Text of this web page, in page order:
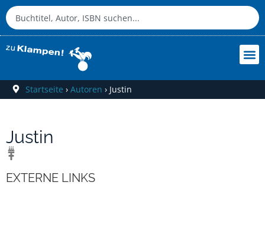
Startseite › Autoren › Justin
Justin
EXTERNE LINKS